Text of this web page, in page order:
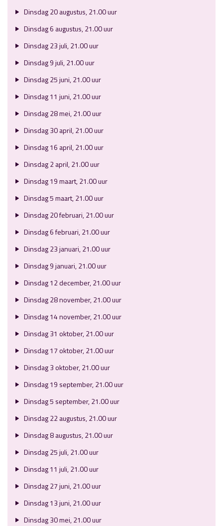
Dinsdag 20 augustus, 21.00 uur
Dinsdag 6 augustus, 21.00 uur
Dinsdag 23 juli, 21.00 uur
Dinsdag 9 juli, 21.00 uur
Dinsdag 25 juni, 21.00 uur
Dinsdag 11 juni, 21.00 uur
Dinsdag 28 mei, 21.00 uur
Dinsdag 30 april, 21.00 uur
Dinsdag 16 april, 21.00 uur
Dinsdag 2 april, 21.00 uur
Dinsdag 19 maart, 21.00 uur
Dinsdag 5 maart, 21.00 uur
Dinsdag 20 februari, 21.00 uur
Dinsdag 6 februari, 21.00 uur
Dinsdag 23 januari, 21.00 uur
Dinsdag 9 januari, 21.00 uur
Dinsdag 12 december, 21.00 uur
Dinsdag 28 november, 21.00 uur
Dinsdag 14 november, 21.00 uur
Dinsdag 31 oktober, 21.00 uur
Dinsdag 17 oktober, 21.00 uur
Dinsdag 3 oktober, 21.00 uur
Dinsdag 19 september, 21.00 uur
Dinsdag 5 september, 21.00 uur
Dinsdag 22 augustus, 21.00 uur
Dinsdag 8 augustus, 21.00 uur
Dinsdag 25 juli, 21.00 uur
Dinsdag 11 juli, 21.00 uur
Dinsdag 27 juni, 21.00 uur
Dinsdag 13 juni, 21.00 uur
Dinsdag 30 mei, 21.00 uur